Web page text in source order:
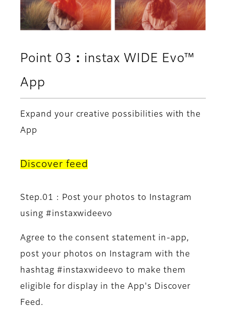
Point 03：instax WIDE Evo™
App
Expand your creative possibilities with the
App
Discover feed
Step.01 : Post your photos to Instagram
using #instaxwideevo
Agree to the consent statement in-app,
post your photos on Instagram with the
hashtag #instaxwideevo to make them
eligible for display in the App's Discover
Feed.